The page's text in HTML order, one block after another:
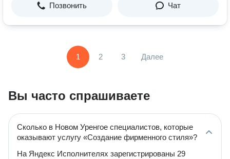
Позвонить Чат
1 2 3 Далее
Вы часто спрашиваете
Сколько в Новом Уренгое специалистов, которые
оказывают услугу «Создание фирменного стиля»?
На Яндекс Исполнителях зарегистрированы 29